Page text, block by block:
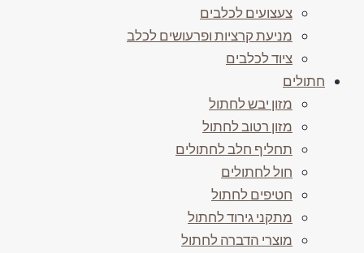
צעצועים לכלבים
מניעת קרציות ופרעושים לכלב
ציוד לכלבים
חתולים
מזון יבש לחתול
מזון רטוב לחתול
תחליף חלב לחתולים
חול לחתולים
חטיפים לחתול
מתקני גירוד לחתול
מוצרי הדברה לחתול